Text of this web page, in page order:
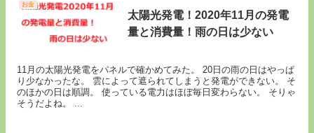
お金
太陽光発電！2020年11月の発電
量と消費量！雨の日は少ない
11月の太陽光発電をパネルで確かめてみた。 20日の雨の日はやっぱ
り少なかったな。 雲によって遮られてしまうと発電ができない。 そ
のほかの日は順調。 使っている電力はほぼ毎日変わらない。 そりゃ
そうだよね。 ...